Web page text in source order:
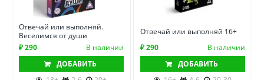
Отвечай или выполняй.
Веселимся от души
₽ 290
В наличии
ДОБАВИТЬ
Отвечай или выполняй 16+
₽ 290
В наличии
ДОБАВИТЬ